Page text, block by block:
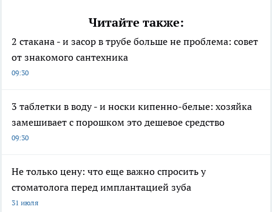
Читайте также:
2 стакана - и засор в трубе больше не проблема: совет
от знакомого сантехника
09:30
3 таблетки в воду - и носки кипенно-белые: хозяйка
замешивает с порошком это дешевое средство
09:30
Не только цену: что еще важно спросить у
стоматолога перед имплантацией зуба
31 июля